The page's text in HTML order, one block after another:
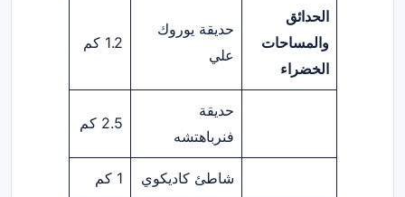
الحدائق
والمساحات
الخضراء
حديقة يوروك
علي
1.2 كم
حديقة
فنرباهتشه
2.5 كم
شاطئ كاديكوي 1 كم